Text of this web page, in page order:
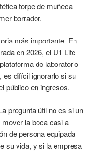
torpe de muñeca
borrador.
más importante. En
en 2026, el U1 Lite
de laboratorio
es difícil ignorarlo si su
público en ingresos.
pregunta útil no es si un
mover la boca casi a
de persona equipada
su vida, y si la empresa